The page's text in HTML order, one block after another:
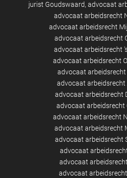
jurist Goudswaard advocaat
advocaat arbeidsrecht
advocaat arbeidsrecht
advocaat arbeidsrecht
advocaat arbeidsrecht
advocaat arbeidsrecht
advocaat
advocaat arbeidsrecht
advocaat arbeidsrecht
advocaat arbeidsrecht
advocaat arbeidsrecht
advocaat arbeidsrecht
advocaat arbeidsrecht
advocaat
advocaat
advocaat